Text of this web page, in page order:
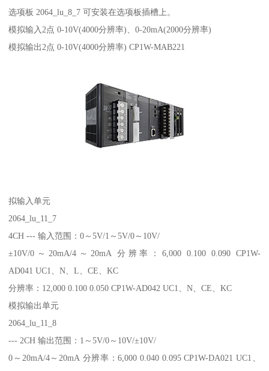
选项板 2064_lu_8_7 可安装在选项板插槽上。
模拟输入2点 0-10V(4000分辨率)、0-20mA(2000分辨率)
模拟输出2点 0-10V(4000分辨率) CP1W-MAB221
拟输入单元
2064_lu_11_7
4CH --- 输入范围：0～5V/1～5V/0～10V/
±10V/0～20mA/4～20mA 分辨率：6,000 0.100 0.090 CP1W-
AD041 UC1、N、L、CE、KC
分辨率：12,000 0.100 0.050 CP1W-AD042 UC1、N、CE、KC
模拟输出单元
2064_lu_11_8
--- 2CH 输出范围：1～5V/0～10V/±10V/
0～20mA/4～20mA 分辨率：6,000 0.040 0.095 CP1W-DA021 UC1、